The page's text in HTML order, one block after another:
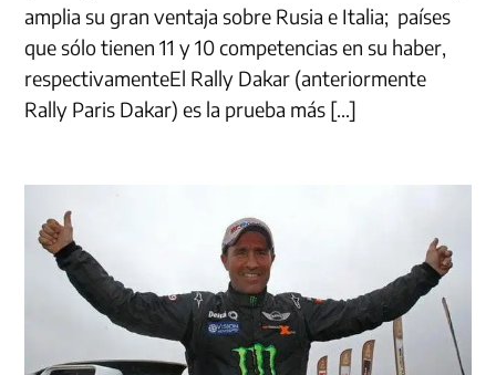
amplia su gran ventaja sobre Rusia e Italia; países
que sólo tienen 11 y 10 competencias en su haber,
respectivamenteEl Rally Dakar (anteriormente
Rally Paris Dakar) es la prueba más […]